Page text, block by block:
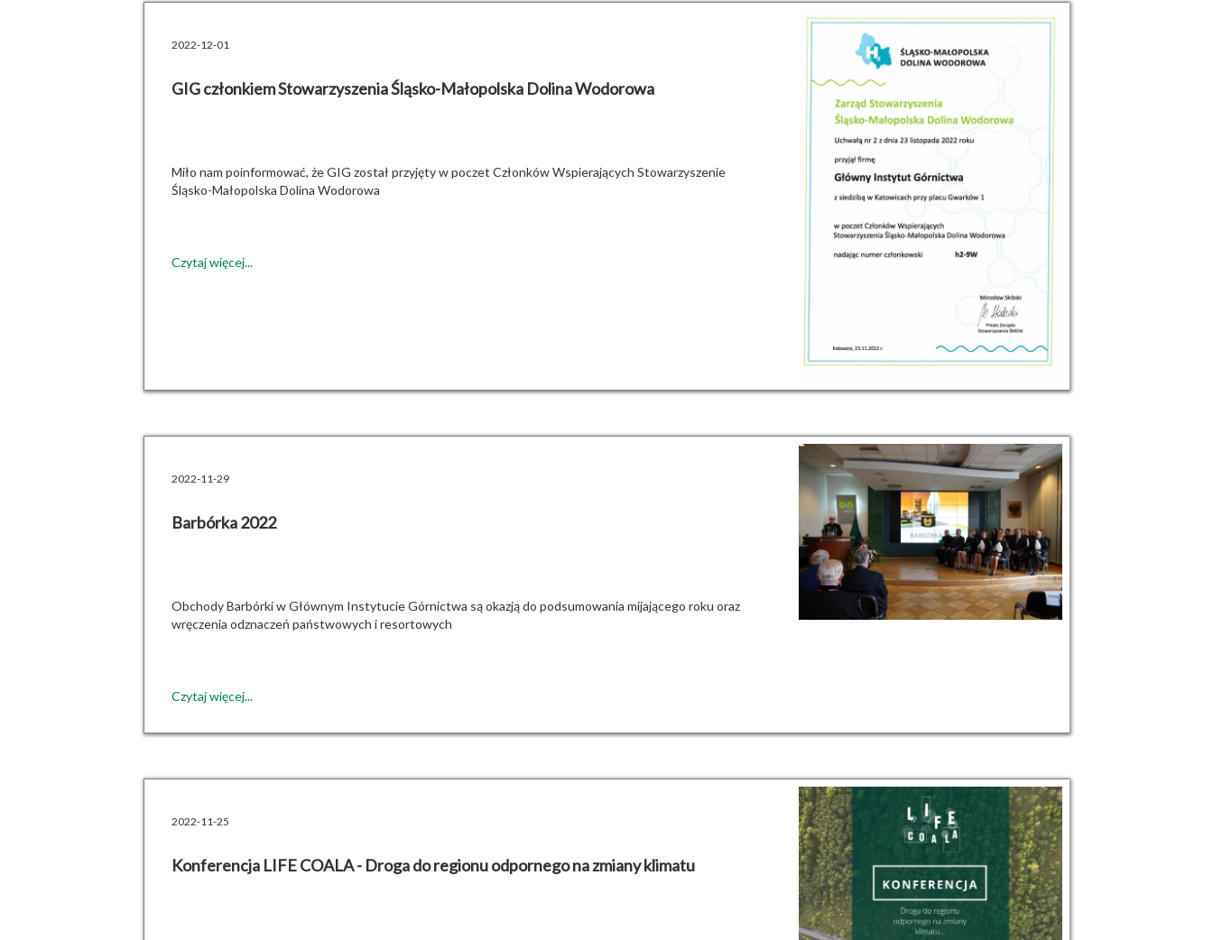
2022-12-01
GIG członkiem Stowarzyszenia Śląsko-Małopolska Dolina Wodorowa
Miło nam poinformować, że GIG został przyjęty w poczet Członków Wspierających Stowarzyszenie
Śląsko-Małopolska Dolina Wodorowa
Czytaj więcej...
2022-11-29
Barbórka 2022
Obchody Barbórki w Głównym Instytucie Górnictwa są okazją do podsumowania mijającego roku oraz
wręczenia odznaczeń państwowych i resortowych
Czytaj więcej...
2022-11-25
Konferencja LIFE COALA - Droga do regionu odpornego na zmiany klimatu